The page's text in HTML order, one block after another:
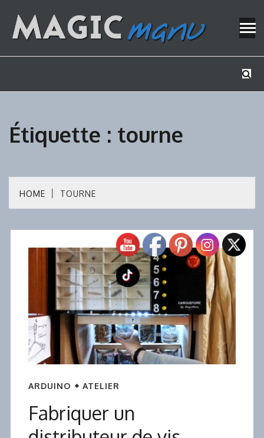
content
Étiquette : tourne
HOME TOURNE
ARDUINO ATELIER
Fabriquer un